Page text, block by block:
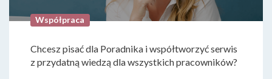
Współpraca
Chcesz pisać dla Poradnika i współtworzyć serwis
z przydatną wiedzą dla wszystkich pracowników?